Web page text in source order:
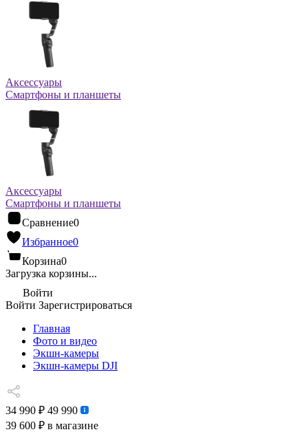
Аксессуары
Смартфоны и планшеты
Аксессуары
Смартфоны и планшеты
Сравнение0
Избранное0
Корзина0
Загрузка корзины...
Войти
Войти Зарегистрироваться
Главная
Фото и видео
Экшн-камеры
Экшн-камеры DJI
34 990 ₽ 49 990
39 600 ₽ в магазине